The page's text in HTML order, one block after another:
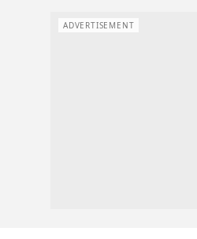
ADVERTISEMENT